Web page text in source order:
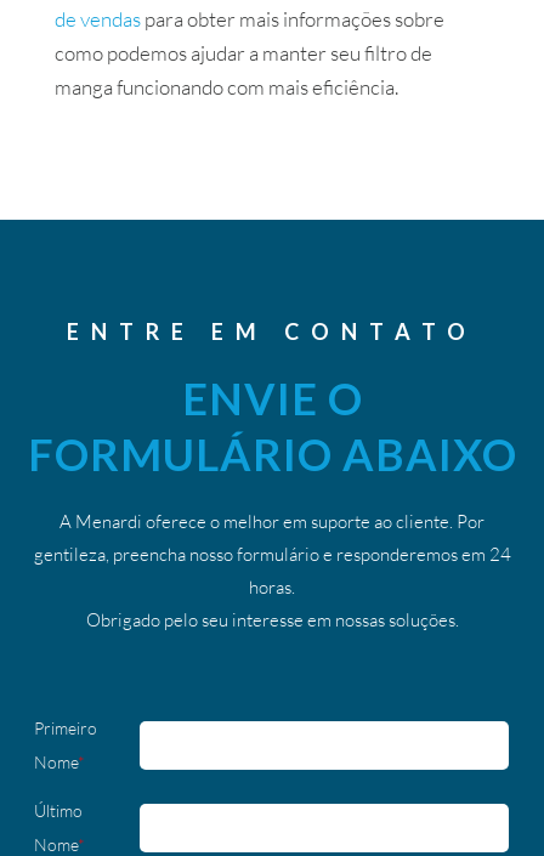
de vendaspara obter mais informações sobre
como podemos ajudar a manter seu filtro de
manga funcionando com mais eficiência.
ENTRE EM CONTATO
ENVIE O
FORMULÁRIO ABAIXO
A Menardi oferece o melhor em suporte ao cliente. Por
gentileza, preencha nosso formulário e responderemos em 24
horas.
Obrigado pelo seu interesse em nossas soluções.
Primeiro
Nome*
Último
Nome*